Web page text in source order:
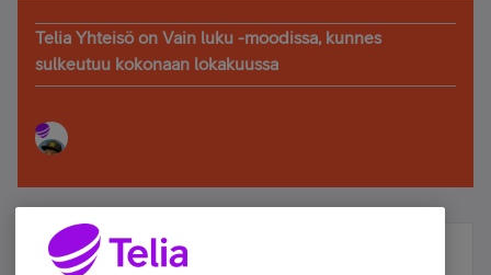
Telia Yhteisö on Vain luku -moodissa, kunnes
sulkeutuu kokonaan lokakuussa
Älä jää paitsi – osallistu ja voita!